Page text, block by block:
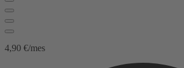
4,90 €/mes